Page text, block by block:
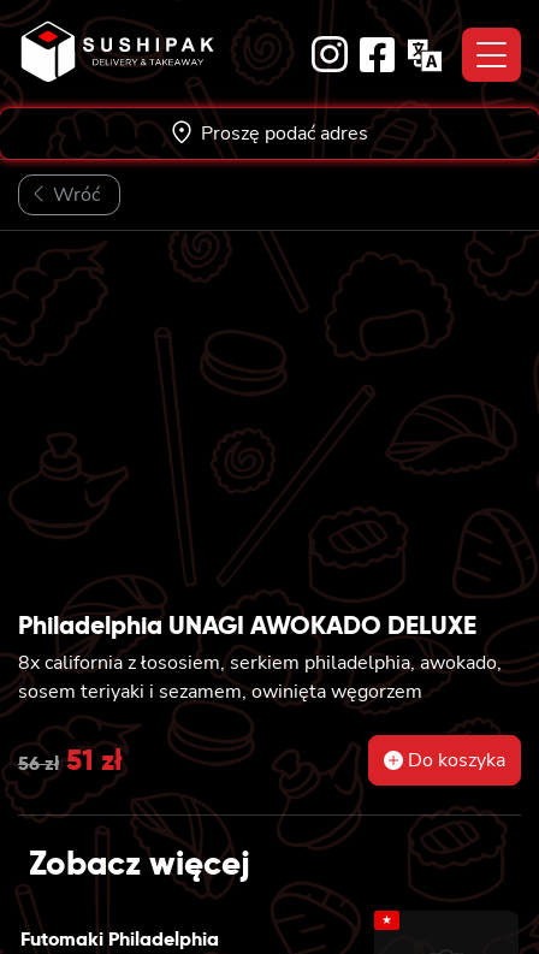
Skip
content
Proszę podać adres
Wróć
Philadelphia UNAGI AWOKADO DELUXE
8x california z łososiem, serkiem philadelphia, awokado,
sosem teriyaki i sezamem, owinięta węgorzem
56zł Original
price
was:
51złCurrent
price
is:
51 zł.
Do koszyka
Zobacz więcej
Futomaki Philadelphia
★